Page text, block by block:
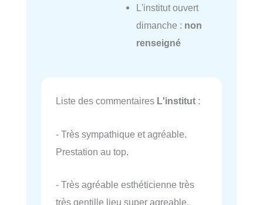
L'institut ouvert
dimanche : non
renseigné
Liste des commentaires L'institut :
- Très sympathique et agréable.
Prestation au top.
- Très agréable esthéticienne très
très gentille lieu super agreable.